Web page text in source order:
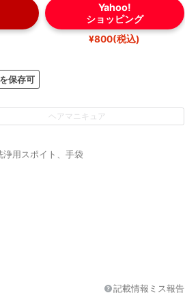
Yahoo!
ショッピング
¥800(税込)
保存可
ヘアマニキュア
用スポイト、手袋
記載情報ミス報告